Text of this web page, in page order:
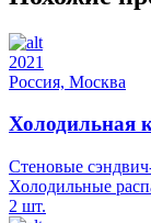
2021
Россия, Москва
Холодильная
Стеновые
Холодильные
2 шт.